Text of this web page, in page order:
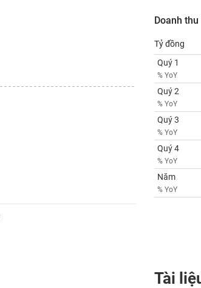
Doanh thu
Tỷ đồng
Quý 1
% YoY
Quý 2
% YoY
Quý 3
% YoY
Quý 4
% YoY
Năm
% YoY
Tài